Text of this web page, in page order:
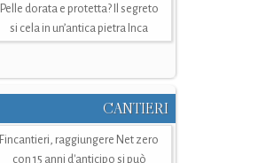
Pelle dorata e protetta? Il segreto
si cela in un’antica pietra Inca
CANTIERI
Fincantieri, raggiungere Net zero
con 15 anni d'anticipo si può